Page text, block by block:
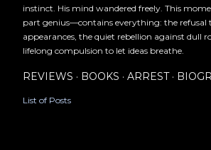
instinct. His mind wandered freely. This
part genius—contains everything: the refusal
appearances, the quiet rebellion against dull
lifelong compulsion to let ideas breathe.
REVIEWS BOOKS ARREST
List of Posts